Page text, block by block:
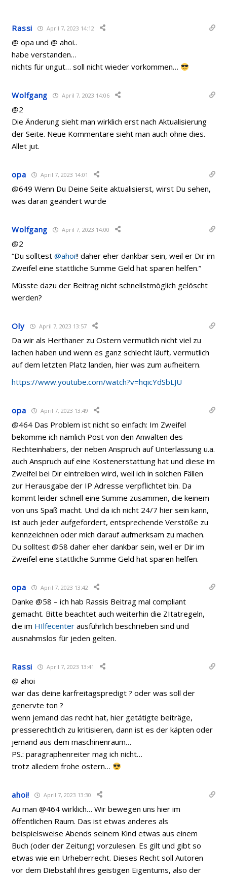
Rassi April 7, 2023 14:12
@ opa und @ ahoi..
habe verstanden…
nichts für ungut… soll nicht wieder vorkommen…
Wolfgang April 7, 2023 14:06
@2
Die Änderung sieht man wirklich erst nach Aktualisierung
der Seite. Neue Kommentare sieht man auch ohne dies.
Allet jut.
opa April 7, 2023 14:01
@649 Wenn Du Deine Seite aktualisierst, wirst Du sehen,
was daran geändert wurde
Wolfgang April 7, 2023 14:00
@2
“Du solltest@ahoi!! daher eher dankbar sein, weil er Dir im
Zweifel eine stattliche Summe Geld hat sparen helfen.”
Müsste dazu der Beitrag nicht schnellstmöglich gelöscht
werden?
Oly April 7, 2023 13:57
Da wir als Herthaner zu Ostern vermutlich nicht viel zu
lachen haben und wenn es ganz schlecht läuft, vermutlich
auf dem letzten Platz landen, hier was zum aufheitern.
https://www.youtube.com/watch?v=hqicYdSbLJU
opa April 7, 2023 13:49
@464 Das Problem ist nicht so einfach: Im Zweifel
bekomme ich nämlich Post von den Anwälten des
Rechteinhabers, der neben Anspruch auf Unterlassung u.a.
auch Anspruch auf eine Kostenerstattung hat und diese im
Zweifel bei Dir eintreiben wird, weil ich in solchen Fällen
zur Herausgabe der IP Adresse verpflichtet bin. Da
kommt leider schnell eine Summe zusammen, die keinem
von uns Spaß macht. Und da ich nicht 24/7 hier sein kann,
ist auch jeder aufgefordert, entsprechende Verstöße zu
kennzeichnen oder mich darauf aufmerksam zu machen.
Du solltest @58 daher eher dankbar sein, weil er Dir im
Zweifel eine stattliche Summe Geld hat sparen helfen.
opa April 7, 2023 13:42
Danke @58 – ich hab Rassis Beitrag mal compliant
gemacht. Bitte beachtet auch weiterhin die ZItatregeln,
die im HIlfecenter ausführlich beschrieben sind und
ausnahmslos für jeden gelten.
Rassi April 7, 2023 13:41
@ ahoi
war das deine karfreitagspredigt ? oder was soll der
genervte ton ?
wenn jemand das recht hat, hier getätigte beiträge,
presserechtlich zu kritisieren, dann ist es der käpten oder
jemand aus dem maschinenraum…
PS.: paragraphenreiter mag ich nicht…
trotz alledem frohe ostern…
ahoi! April 7, 2023 13:30
Au man @464 wirklich… Wir bewegen uns hier im
öffentlichen Raum. Das ist etwas anderes als
beispielsweise Abends seinem Kind etwas aus einem
Buch (oder der Zeitung) vorzulesen. Es gilt und gibt so
etwas wie ein Urheberrecht. Dieses Recht soll Autoren
vor dem Diebstahl ihres geistigen Eigentums, also der